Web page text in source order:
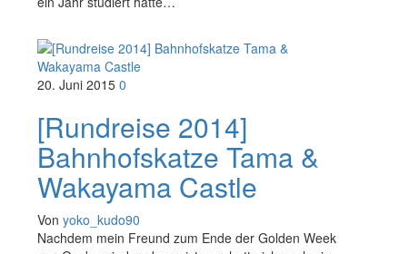
20. Juni 2015 0
[Rundreise 2014]
Bahnhofskatze Tama &
Wakayama Castle
Von yoko_kudo90
Nachdem mein Freund zum Ende der Golden Week